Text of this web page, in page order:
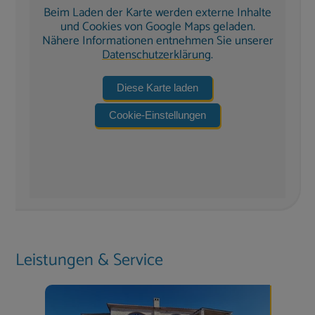
(je nach Witterung nutzbar) zum Schwimmen ein.
Bequeme Sonnenliegen, Sonnenschirme und
verschiedene Sitzbereiche bieten reichlich Platz zum
überdachten Terrassenfinden Sie eine
voll ausgestatteteAußenküche mit Gasgrill
Essplatz – perfekt für gemeinsame Mahlzeiten im
Solarheizung
Reinigungsservice inkl. Endreinigung
– Zwischenreinigung bei längeren Aufenthalten
Beim Laden der Karte werden externe Inhalte
und Cookies von Google Maps geladen.
Nähere Informationen entnehmen Sie unserer
Datenschutzerklärung.
Diese Karte laden
Cookie-Einstellungen
Leistungen & Service